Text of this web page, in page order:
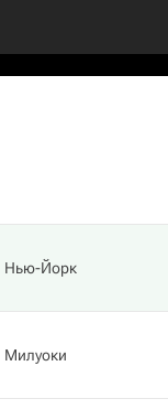
Нью-Йорк
Милуоки